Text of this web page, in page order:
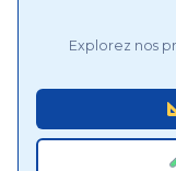
Explorez nos